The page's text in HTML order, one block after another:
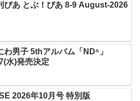
ぴあ とぶ！ぴあ 8-9 August-2026
わ男子 5thアルバム「ND⁵」
水)発売決定
2026年10月号 特別版